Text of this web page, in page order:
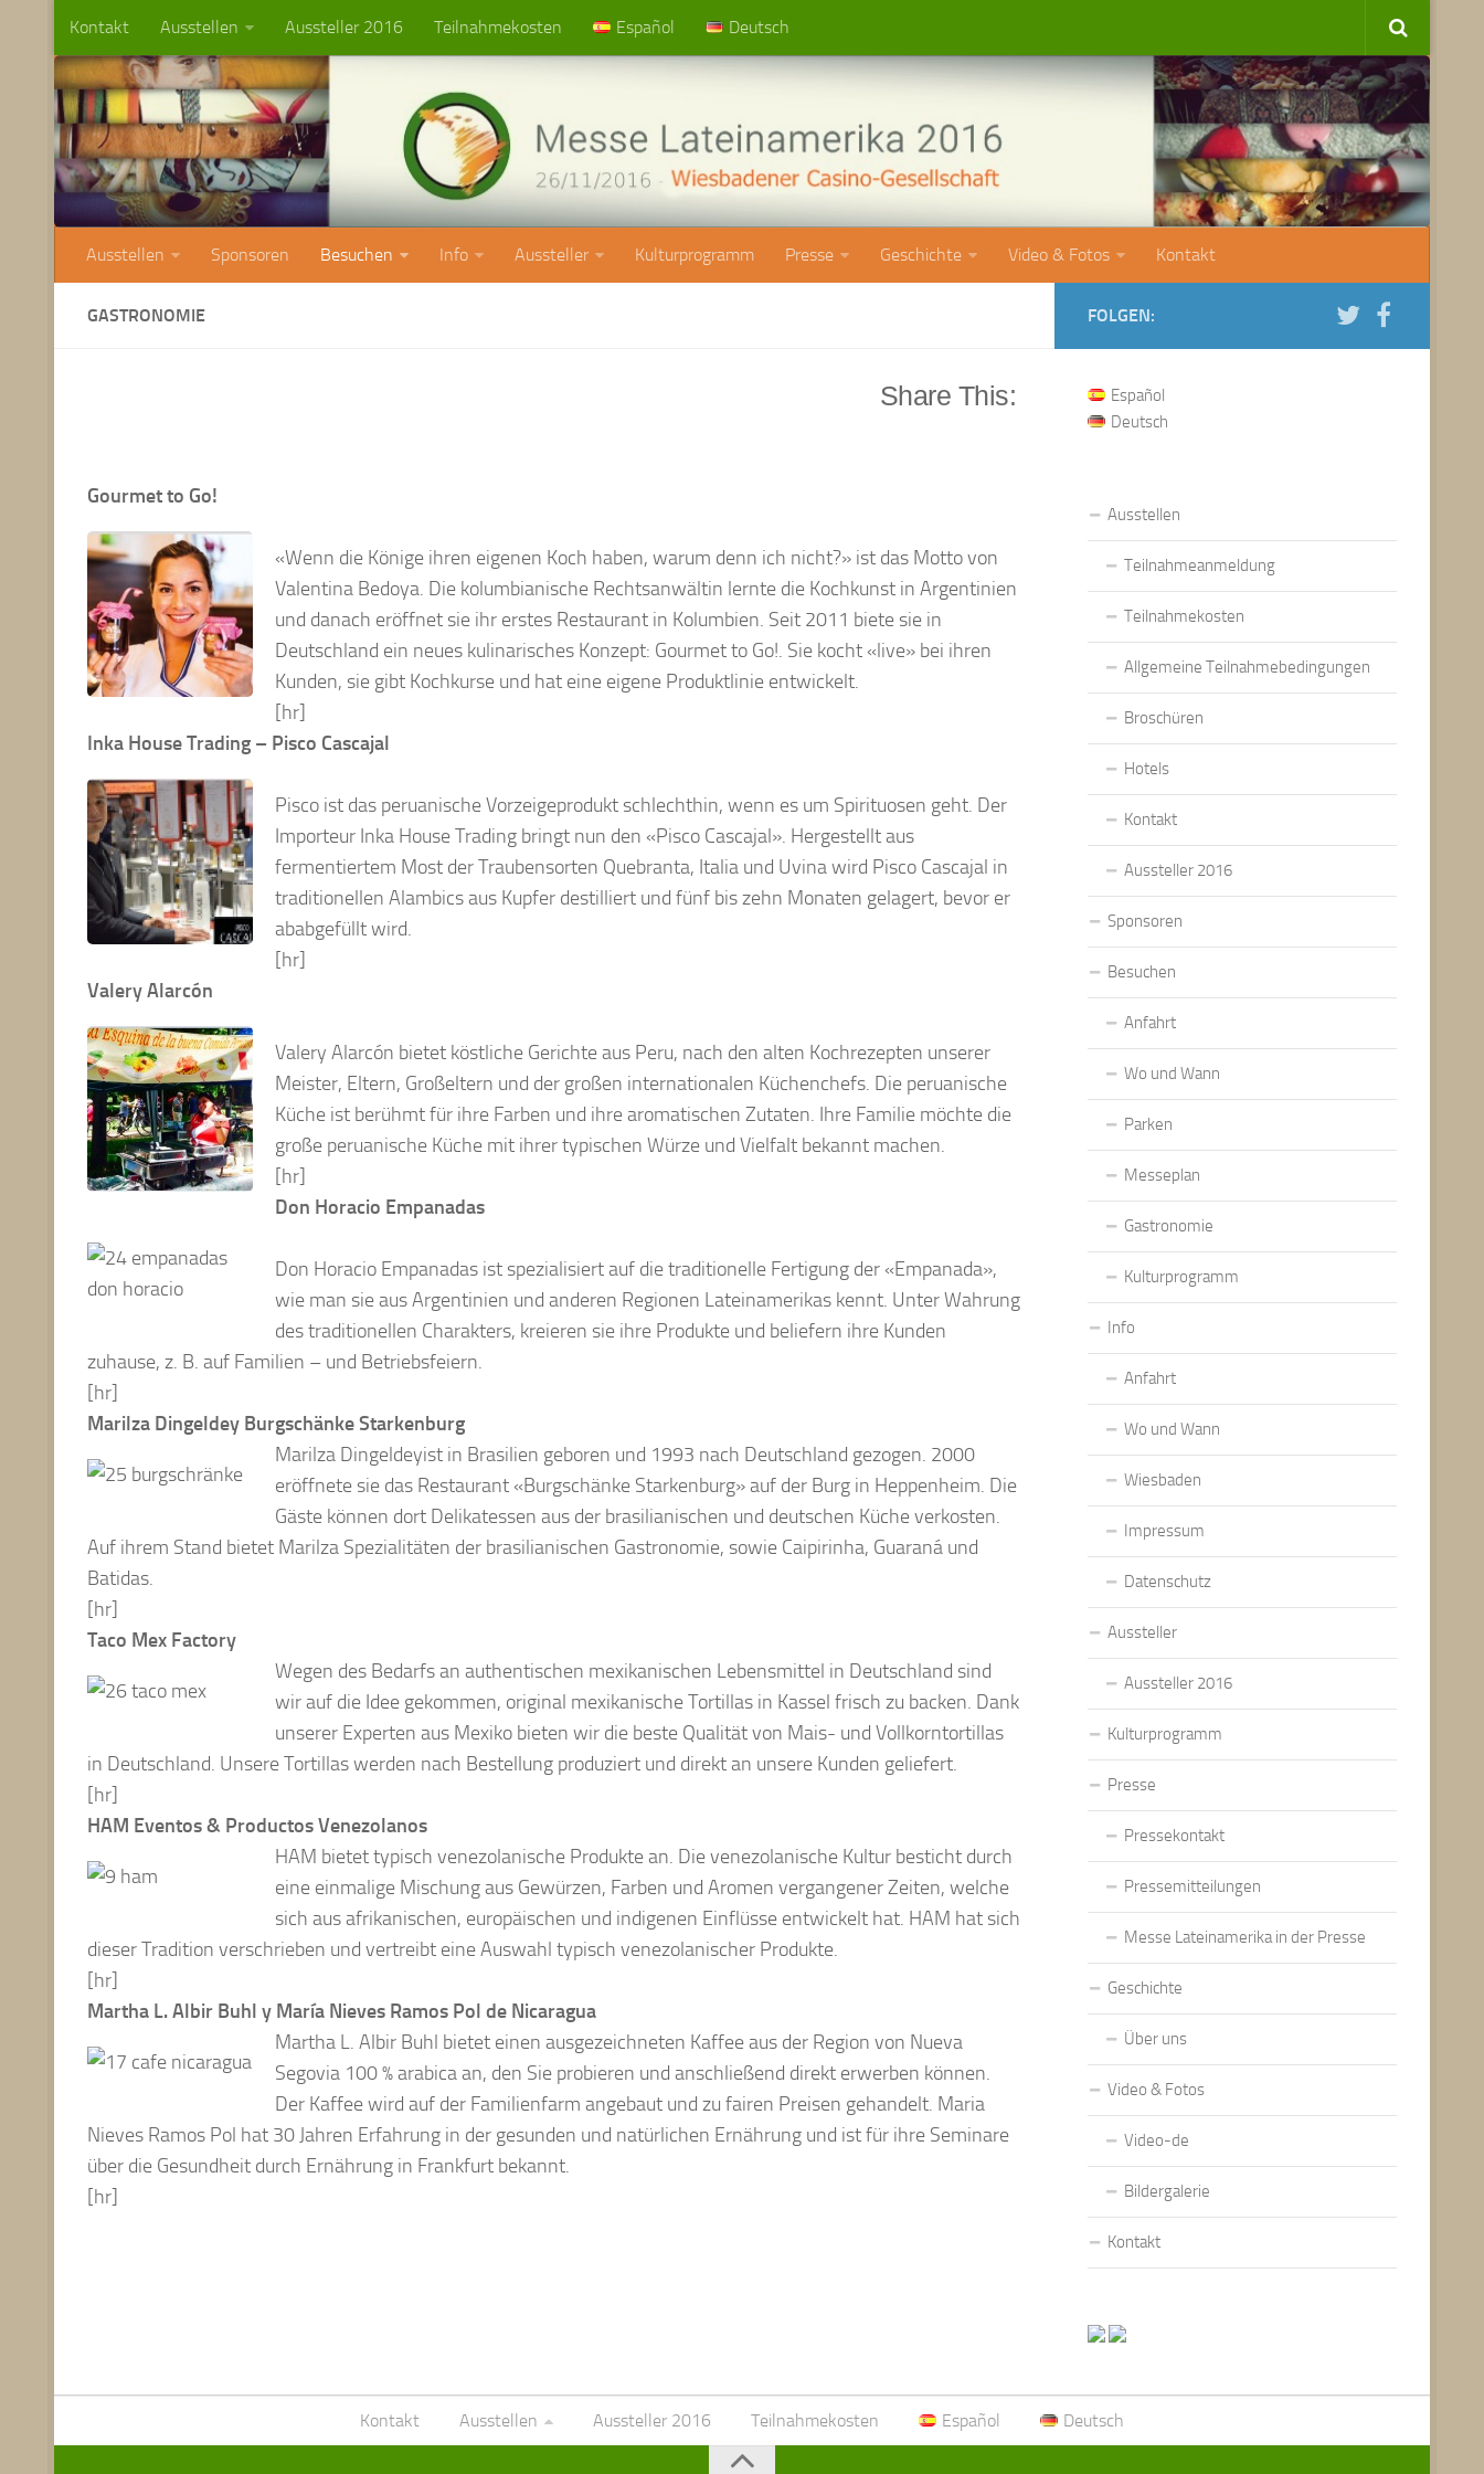
Kontakt Ausstellen Aussteller 2016 Teilnahmekosten Español Deutsch
Ausstellen Sponsoren Besuchen Info Aussteller Kulturprogramm Presse Geschichte Video & Fotos Kontakt
GASTRONOMIE
Share This:
Gourmet to Go!
«Wenn die Könige ihren eigenen Koch haben, warum denn ich nicht?» ist das Motto von
Valentina Bedoya. Die kolumbianische Rechtsanwältin lernte die Kochkunst in Argentinien
und danach eröffnet sie ihr erstes Restaurant in Kolumbien. Seit 2011 biete sie in
Deutschland ein neues kulinarisches Konzept: Gourmet to Go!. Sie kocht «live» bei ihren
Kunden, sie gibt Kochkurse und hat eine eigene Produktlinie entwickelt.
[hr]
Inka House Trading – Pisco Cascajal
Pisco ist das peruanische Vorzeigeprodukt schlechthin, wenn es um Spirituosen geht. Der
Importeur Inka House Trading bringt nun den «Pisco Cascajal». Hergestellt aus
fermentiertem Most der Traubensorten Quebranta, Italia und Uvina wird Pisco Cascajal in
traditionellen Alambics aus Kupfer destilliert und fünf bis zehn Monaten gelagert, bevor er
ababgefüllt wird.
[hr]
Valery Alarcón
Valery Alarcón bietet köstliche Gerichte aus Peru, nach den alten Kochrezepten unserer
Meister, Eltern, Großeltern und der großen internationalen Küchenchefs. Die peruanische
Küche ist berühmt für ihre Farben und ihre aromatischen Zutaten. Ihre Familie möchte die
große peruanische Küche mit ihrer typischen Würze und Vielfalt bekannt machen.
[hr]
Don Horacio Empanadas
Don Horacio Empanadas ist spezialisiert auf die traditionelle Fertigung der «Empanada»,
wie man sie aus Argentinien und anderen Regionen Lateinamerikas kennt. Unter Wahrung
des traditionellen Charakters, kreieren sie ihre Produkte und beliefern ihre Kunden
zuhause, z. B. auf Familien – und Betriebsfeiern.
[hr]
Marilza Dingeldey Burgschänke Starkenburg
Marilza Dingeldeyist in Brasilien geboren und 1993 nach Deutschland gezogen. 2000
eröffnete sie das Restaurant «Burgschänke Starkenburg» auf der Burg in Heppenheim. Die
Gäste können dort Delikatessen aus der brasilianischen und deutschen Küche verkosten.
Auf ihrem Stand bietet Marilza Spezialitäten der brasilianischen Gastronomie, sowie Caipirinha, Guaraná und
Batidas.
[hr]
Taco Mex Factory
Wegen des Bedarfs an authentischen mexikanischen Lebensmittel in Deutschland sind
wir auf die Idee gekommen, original mexikanische Tortillas in Kassel frisch zu backen. Dank
unserer Experten aus Mexiko bieten wir die beste Qualität von Mais- und Vollkorntortillas
in Deutschland. Unsere Tortillas werden nach Bestellung produziert und direkt an unsere Kunden geliefert.
[hr]
HAM Eventos & Productos Venezolanos
HAM bietet typisch venezolanische Produkte an. Die venezolanische Kultur besticht durch
eine einmalige Mischung aus Gewürzen, Farben und Aromen vergangener Zeiten, welche
sich aus afrikanischen, europäischen und indigenen Einflüsse entwickelt hat. HAM hat sich
dieser Tradition verschrieben und vertreibt eine Auswahl typisch venezolanischer Produkte.
[hr]
Martha L. Albir Buhl y María Nieves Ramos Pol de Nicaragua
Martha L. Albir Buhl bietet einen ausgezeichneten Kaffee aus der Region von Nueva
Segovia 100 % arabica an, den Sie probieren und anschließend direkt erwerben können.
Der Kaffee wird auf der Familienfarm angebaut und zu fairen Preisen gehandelt. Maria
Nieves Ramos Pol hat 30 Jahren Erfahrung in der gesunden und natürlichen Ernährung und ist für ihre Seminare
über die Gesundheit durch Ernährung in Frankfurt bekannt.
[hr]
FOLGEN:
Español
Deutsch
Ausstellen
Teilnahmeanmeldung
Teilnahmekosten
Allgemeine Teilnahmebedingungen
Broschüren
Hotels
Kontakt
Aussteller 2016
Sponsoren
Besuchen
Anfahrt
Wo und Wann
Parken
Messeplan
Gastronomie
Kulturprogramm
Info
Anfahrt
Wo und Wann
Wiesbaden
Impressum
Datenschutz
Aussteller
Aussteller 2016
Kulturprogramm
Presse
Pressekontakt
Pressemitteilungen
Messe Lateinamerika in der Presse
Geschichte
Über uns
Video & Fotos
Video-de
Bildergalerie
Kontakt
Kontakt Ausstellen Aussteller 2016 Teilnahmekosten Español Deutsch